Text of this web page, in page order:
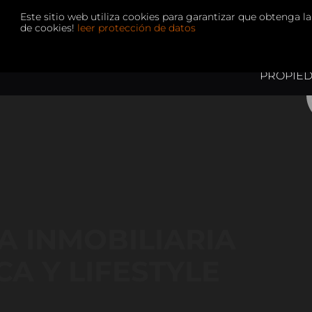
Este sitio web utiliza cookies para garantizar que obtenga
de cookies! leer protección de datos
VILLA +